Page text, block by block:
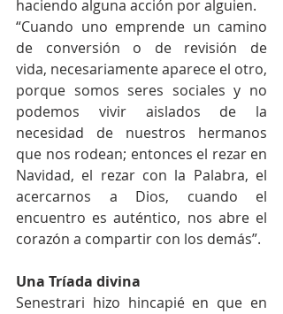
haciendo alguna acción por alguien.
“Cuando uno emprende un camino
de conversión o de revisión de
vida, necesariamente aparece el otro,
porque somos seres sociales y no
podemos vivir aislados de la
necesidad de nuestros hermanos
que nos rodean; entonces el rezar en
Navidad, el rezar con la Palabra, el
acercarnos a Dios, cuando el
encuentro es auténtico, nos abre el
corazón a compartir con los demás”.
Una Tríada divina
Senestrari hizo hincapié en que en